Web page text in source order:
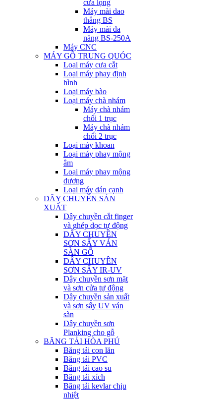
cưa lọng
Máy mài dao
thẳng BS
Máy mài đa
năng BS-250A
Máy CNC
MÁY GỖ TRUNG QUÓC
Loại máy cưa cắt
Loại máy phay định
hình
Loại máy bào
Loại máy chà nhám
Máy chà nhám
chổi 1 trục
Máy chà nhám
chổi 2 trục
Loại máy khoan
Loại máy phay mộng
âm
Loại máy phay mộng
dương
Loại máy dán cạnh
DÂY CHUYỀN SẢN
XUẤT
Dây chuyền cắt finger
và ghép dọc tự động
DÂY CHUYỀN
SƠN SẤY VÁN
SÀN GỖ
DÂY CHUYỀN
SƠN SẤY IR-UV
Dây chuyền sơn mặt
và sơn cửa tự động
Dây chuyền sản xuất
và sơn sấy UV ván
sàn
Dây chuyền sơn
Planking cho gỗ
BĂNG TẢI HÒA PHÚ
Băng tải con lăn
Băng tải PVC
Băng tải cao su
Băng tải xích
Băng tải kevlar chịu
nhiệt